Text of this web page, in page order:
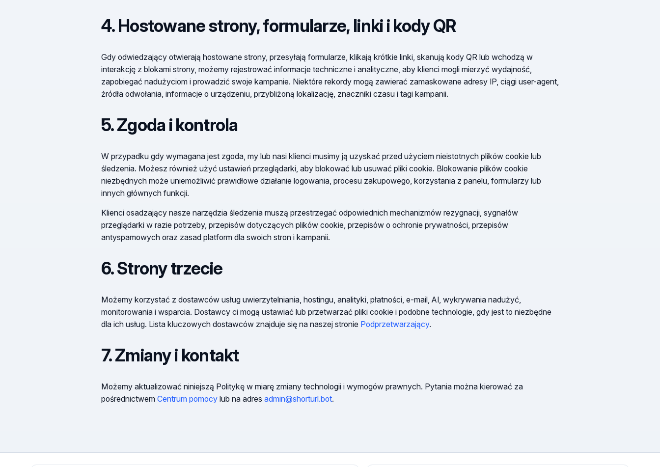
4. Hostowane strony, formularze, linki i kody QR
Gdy odwiedzający otwierają hostowane strony, przesyłają formularze, klikają krótkie linki, skanują kody QR lub wchodzą w
interakcję z blokami strony, możemy rejestrować informacje techniczne i analityczne, aby klienci mogli mierzyć wydajność,
zapobiegać nadużyciom i prowadzić swoje kampanie. Niektóre rekordy mogą zawierać zamaskowane adresy IP, ciągi user-agent,
źródła odwołania, informacje o urządzeniu, przybliżoną lokalizację, znaczniki czasu i tagi kampanii.
5. Zgoda i kontrola
W przypadku gdy wymagana jest zgoda, my lub nasi klienci musimy ją uzyskać przed użyciem nieistotnych plików cookie lub
śledzenia. Możesz również użyć ustawień przeglądarki, aby blokować lub usuwać pliki cookie. Blokowanie plików cookie
niezbędnych może uniemożliwić prawidłowe działanie logowania, procesu zakupowego, korzystania z panelu, formularzy lub
innych głównych funkcji.
Klienci osadzający nasze narzędzia śledzenia muszą przestrzegać odpowiednich mechanizmów rezygnacji, sygnałów
przeglądarki w razie potrzeby, przepisów dotyczących plików cookie, przepisów o ochronie prywatności, przepisów
antyspamowych oraz zasad platform dla swoich stron i kampanii.
6. Strony trzecie
Możemy korzystać z dostawców usług uwierzytelniania, hostingu, analityki, płatności, e-mail, AI, wykrywania nadużyć,
monitorowania i wsparcia. Dostawcy ci mogą ustawiać lub przetwarzać pliki cookie i podobne technologie, gdy jest to niezbędne
dla ich usług. Lista kluczowych dostawców znajduje się na naszej stronie Podprzetwarzający.
7. Zmiany i kontakt
Możemy aktualizować niniejszą Politykę w miarę zmiany technologii i wymogów prawnych. Pytania można kierować za
pośrednictwem Centrum pomocy lub na adres admin@shorturl.bot.